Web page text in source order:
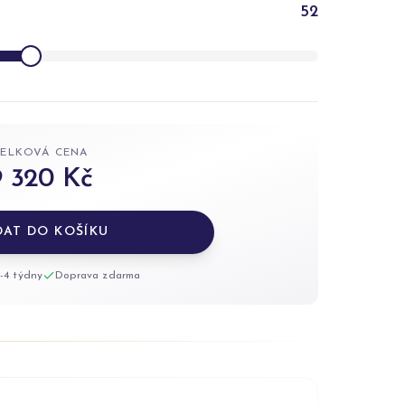
52
CENA
320 Kč
DO KOŠÍKU
4 týdny Doprava zdarma